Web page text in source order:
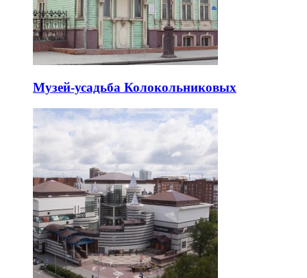
Музей-усадьба Колокольниковых